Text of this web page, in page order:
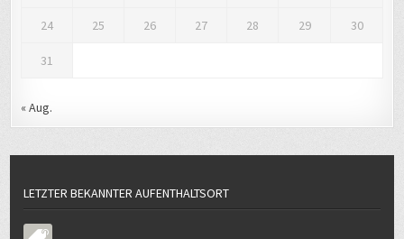
24 25 26 27 28 29 30
31
« Aug.
LETZTER BEKANNTER AUFENTHALTSORT